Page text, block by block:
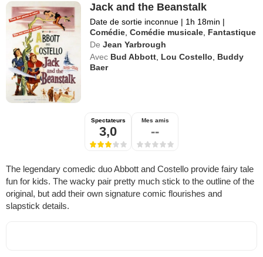
Jack and the Beanstalk
Date de sortie inconnue | 1h 18min |
Comédie ,Comédie musicale Fantastique
De Jean Yarbrough
Avec Bud Abbott Lou Costello
Buddy
Baer
Spectateurs
3,0
Mes amis
--
The legendary comedic duo Abbott and Costello provide fairy tale
fun for kids. The wacky pair pretty much stick to the outline of the
original, but add their own signature comic flourishes and
slapstick details.